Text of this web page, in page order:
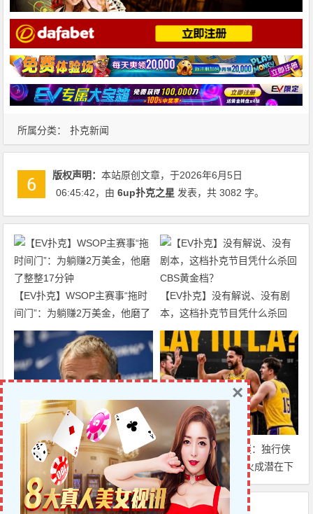
所属分类： 扑克新闻
版权声明：本站原创文章，于2026年6月5日
06:45:42，由6up扑克之星 发表，共 3082 字。
【EV扑克】WSOP主赛事“拖时
间门”：为躺赚2万美金，他磨了
整整17分钟
【EV扑克】没有解说、没有剧
本，这档扑克节目凭什么杀回
CBS黄金档？
迈博体育 巴萨中场竞争白热
化：卡萨多彻底沦为边缘人，沙
特高薪邀约引发去留两难
克莱·汤普森去向成谜：独行侠
有意交易，湖人&热火成潜在下
家，大发体育助力你的致富之
路！
上一篇 下一篇
×